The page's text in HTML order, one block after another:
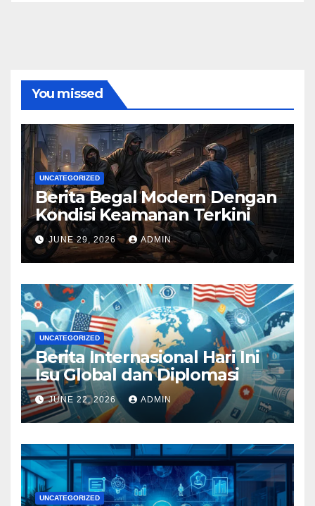
You missed
UNCATEGORIZED
Berita Begal Modern Dengan
Kondisi Keamanan Terkini
JUNE 29, 2026 ADMIN
UNCATEGORIZED
Berita Internasional Hari Ini
Isu Global dan Diplomasi
JUNE 22, 2026 ADMIN
UNCATEGORIZED